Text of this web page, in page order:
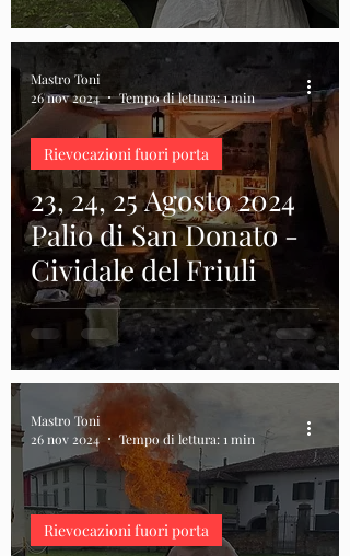
23, 24, 25 Agosto 2024
Palio di San Donato -
Cividale del Friuli
Rievocazioni fuori porta
Mastro Toni
26 nov 2024
Tempo di lettura: 1 min
Rievocazioni fuori porta
Mastro Toni
26 nov 2024
Tempo di lettura: 1 min